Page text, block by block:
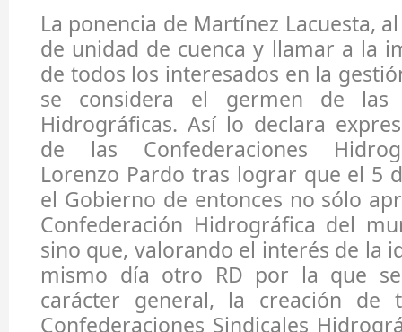
La ponencia de Martínez Lacuesta,
de unidad de cuenca y llamar a la
de todos los interesados en la
se considera el germen de las
Hidrográficas. Así lo declara
de las Confederaciones
Lorenzo Pardo tras lograr que el 5
el Gobierno de entonces no sólo
Confederación Hidrográfica del
sino que, valorando el interés de la
mismo día otro RD por la que
carácter general, la creación de
Confederaciones Sindicales